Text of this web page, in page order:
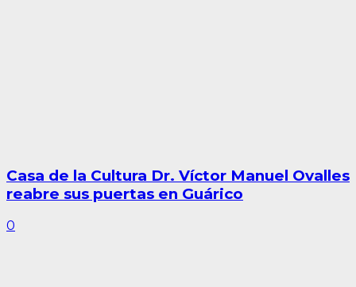
Casa de la Cultura Dr. Víctor Manuel Ovalles
reabre sus puertas en Guárico
0